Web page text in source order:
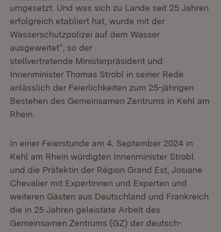
umgesetzt. Und was sich zu Lande seit 25 Jahren
erfolgreich etabliert hat, wurde mit der
Wasserschutzpolizei auf dem Wasser
ausgeweitet“, so der
stellvertretende Ministerpräsident und
Innenminister Thomas Strobl in seiner Rede
anlässlich der Feierlichkeiten zum 25-jährigen
Bestehen des Gemeinsamen Zentrums in Kehl am
Rhein.
In einer Feierstunde am 4. September 2024 in
Kehl am Rhein würdigten Innenminister Strobl
und die Präfektin der Région Grand Est, Josiane
Chevalier mit Expertinnen und Experten und
weiteren Gästen aus Deutschland und Frankreich
die in 25 Jahren geleistete Arbeit des
Gemeinsamen Zentrums (GZ) der deutsch-